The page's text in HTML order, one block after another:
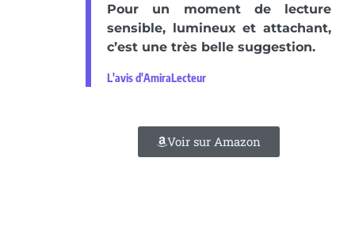
Pour un moment de lecture
sensible, lumineux et attachant,
c’est une très belle suggestion.
L'avis d'AmiraLecteur
Voir sur Amazon